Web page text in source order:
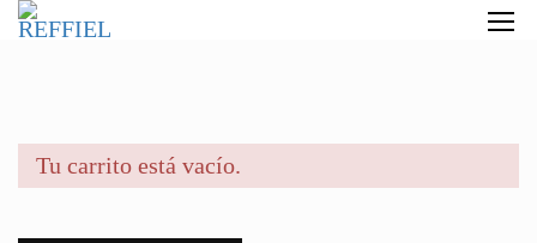
Tu carrito está vacío.